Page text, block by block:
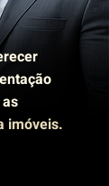
imóveis.